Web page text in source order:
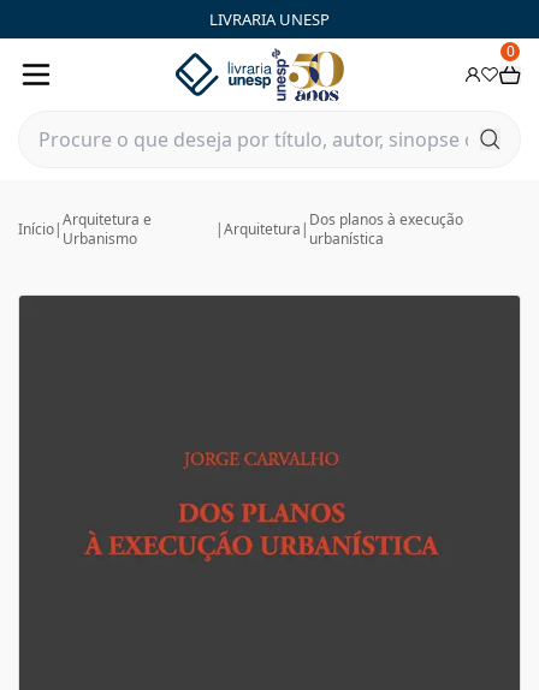
LIVRARIA UNESP
0
Início|Arquitetura e
Urbanismo
|Arquitetura | Dos planos à execução
urbanística